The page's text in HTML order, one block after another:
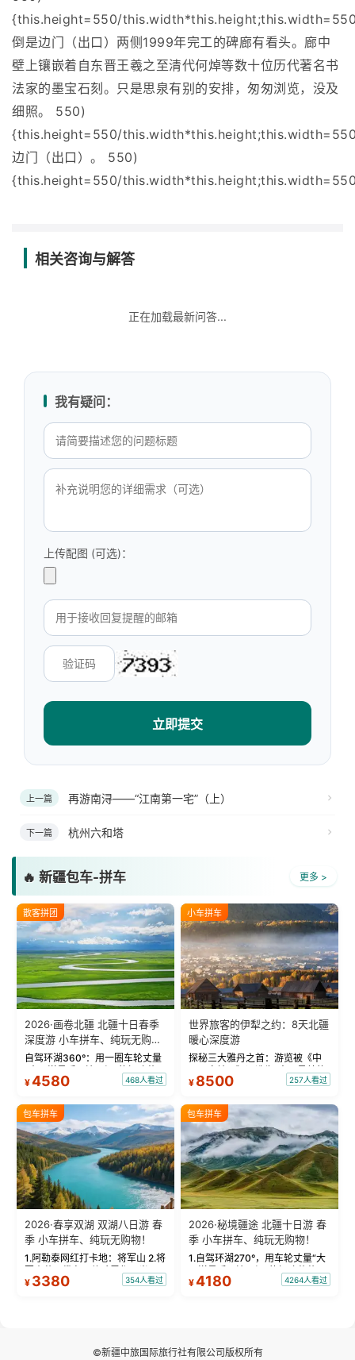
{this.height=550/
倒是边门（出口）两侧1999年完工的碑廊有看头。廊中
壁上镶嵌着自东晋王羲之至清代何焯等数十位历代著名书
法家的墨宝石刻。只是思泉有别的安排，匆匆浏览，没及
细照。 550)
{this.height=550/
边门（出口）。 550)
{this.height=550/
相关咨询与解答
正在加载最新问答...
我有疑问：
上传配图 (可选)：
立即提交
上一篇 再游南浔——“江南第一宅”（上）
下一篇 杭州六和塔
🔥 新疆包车-拼车 更多 >
散客拼团
2026·画卷北疆 北疆十日春季
深度游 小车拼车、纯玩无购
物！
自驾环湖360°：用一圈车轮丈量
“大西洋最后一滴眼泪”的极致蔚
蓝。 赛湖旅拍：甄选多款风格服
绝美瞬间。 赛湖坦克300跟车视
频：专业摄影师...
¥4580 468人看过
小车拼车
世界旅客的伊犁之约：8天北疆
暖心深度游
探秘三大雅丹之首：游览被《中
国国家地理》评选为“中国最美的
三大雅丹”第一名的克拉玛依魔鬼
瓦人最大村落——禾木村，欣赏
晨雾与小木...
¥ 8500 257人看过
包车拼车
2026·春享双湖 双湖八日游 春
季 小车拼车、纯玩无购物！
1.阿勒泰网红打卡地：将军山 2.将
军山落日缆车，体验雪都风光 3.
将军山，夕阳派对，蹦迪party 4.
¥ 3380 354人看过
包车拼车
2026·秘境疆途 北疆十日游 春
季 小车拼车、纯玩无购物！
1.自驾环湖270°，用车轮丈量“大
西洋最后一滴眼泪”的极致蔚蓝，
让雪山、花海与深邃湖水在转弯
¥4180 4264人看过
©新疆中旅国际旅行社有限公司版权所有